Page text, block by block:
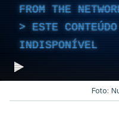
FROM THE
ESTE
INDISPONÍVEL
Foto: